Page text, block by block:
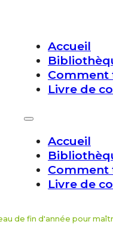
Accueil
Comment
Livre de
Accueil
Comment
Livre de
de fin d'année pour